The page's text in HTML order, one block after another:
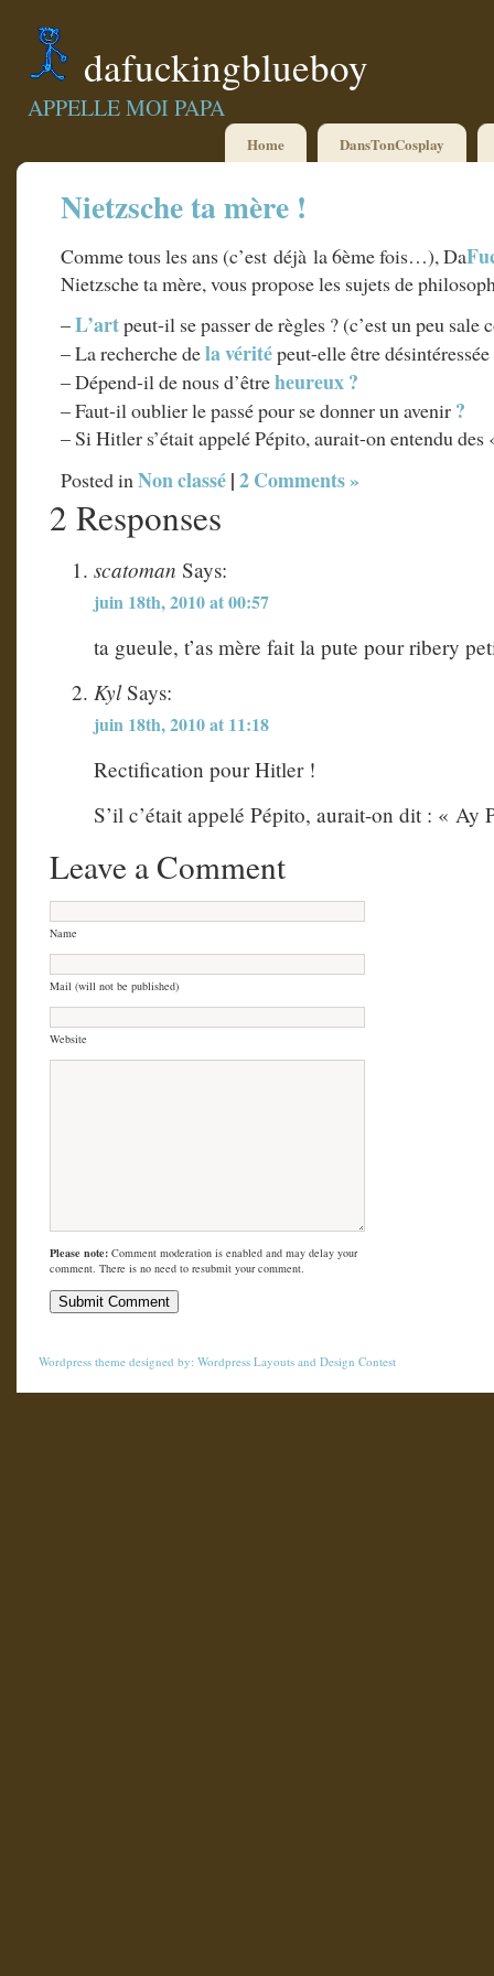
dafuckingblueboy
APPELLE MOI PAPA
Home DansTonCosplay
Nietzsche ta mère !
Comme tous les ans (c’est déjà la 6ème fois…), Da
Nietzsche ta mère, vous propose les sujets de
–L’artpeut-il se passer de règles ? (c’est un peu
– La recherche dela véritépeut-elle être désintéressée
– Dépend-il de nous d’êtreheureux ?
– Faut-il oublier le passé pour se donner un avenir ?
– Si Hitler s’était appelé Pépito, aurait-on entendu
Posted in Non classé|2 Comments »
2 Responses
scatoman Says:
juin 18th, 2010 at 00:57
ta gueule, t’as mère fait la pute pour ribery
KylSays:
juin 18th, 2010 at 11:18
Rectification pour Hitler !
S’il c’était appelé Pépito, aurait-on dit : « Ay
Leave a Comment
Name
Mail (will not be published)
Website
Please note: Comment moderation is enabled and may delay your
comment. There is no need to resubmit your comment.
Wordpress theme designed by: Wordpress Layouts and Design Contest